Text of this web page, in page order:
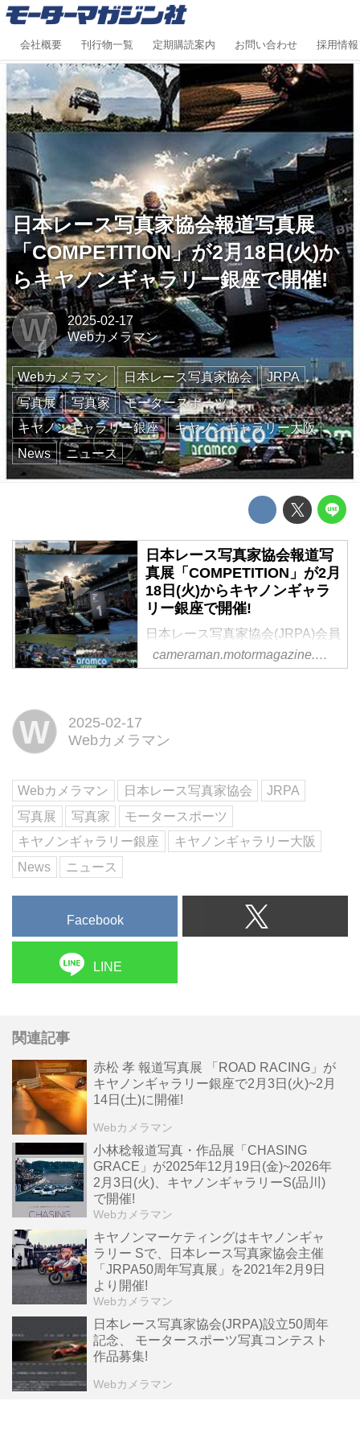
会社概要 刊行物一覧 定期購読案内 お問い合わせ 採用情報
日本レース写真家協会報道写真展
「COMPETITION」が2月18日(火)か
らキヤノンギャラリー銀座で開催!
W
2025-02-17
Webカメラマン
Webカメラマン 日本レース写真家協会
JRPA
写真展
写真家
モータースポーツ
キヤノンギャラリー銀座
キヤノンギャラリー大阪
News
ニュース
日本レース写真家協会報道写
真展「COMPETITION」が2月
18日(火)からキヤノンギャラ
リー銀座で開催!
日本レース写真家協会(JRPA)会員
による報道写真展
「COMPETITION」キヤノンギャ
日(土)と2会場で開催する。
cameraman.motormagazine.co.jp
W
2025-02-17
Webカメラマン
Webカメラマン 日本レース写真家協会
JRPA
写真展
写真家
モータースポーツ
キヤノンギャラリー銀座
キヤノンギャラリー大阪
News
ニュース
Facebook
LINE
関連記事
赤松 孝 報道写真展 「ROAD RACING」が
キヤノンギャラリー銀座で2月3日(火)~2月
14日(土)に開催!
Webカメラマン
小林稔報道写真・作品展「CHASING
GRACE」が2025年12月19日(金)~2026年
2月3日(火)、キヤノンギャラリーS(品川)
で開催!
Webカメラマン
キヤノンマーケティングはキヤノンギャ
ラリー Sで、日本レース写真家協会主催
「JRPA50周年写真展」を2021年2月9日
より開催!
Webカメラマン
日本レース写真家協会(JRPA)設立50周年
記念、 モータースポーツ写真コンテスト
作品募集!
Webカメラマン